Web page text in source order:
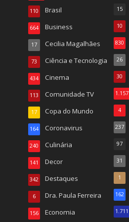
Brasil
110
Business
664
Cecilia Magalhães
17
Ciência e Tecnologia
73
Cinema
434
Comunidade TV
113
Copa do Mundo
17
Coronavirus
164
Culinária
240
Decor
141
Destaques
342
Dra. Paula Ferreira
6
Economia
156
15
10
830
26
30
1.157
4
237
97
31
1
162
1.711